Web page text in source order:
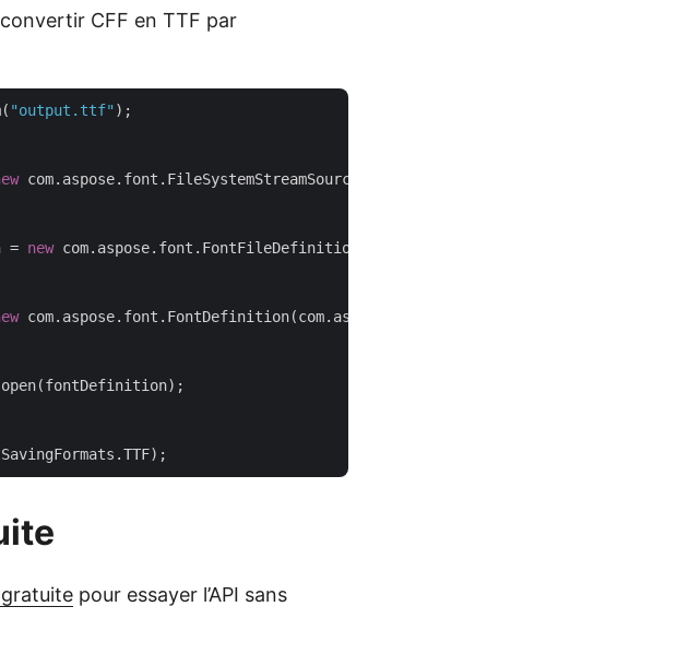
CFF en TTF par
"output.ttf" );
com.aspose.font.FileSystemStreamSource(
= new com.aspose.font.FontFileDefinition(source);
com.aspose.font.FontDefinition(com.aspose.font.FontType.CFF,
pour essayer l’API sans